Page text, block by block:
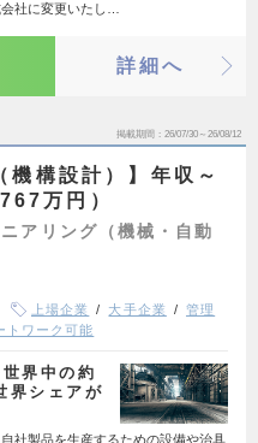
社に変更いたし…
詳細へ
掲載期間 26/07/30～26/08/12
機構設計）】年収～
万円）
アリング（機械・自動
上場企業 大手企業
管理
トワーク可能
界中の約
界シェアが
社製品を生産するための設備や治具